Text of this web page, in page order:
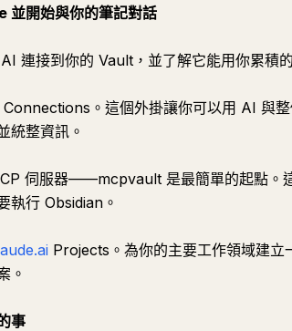
並開始與你的筆記對話
連接到你的 Vault，並了解它能用你累積
。這個外掛讓你可以用 AI 與
統整資訊。
伺服器——mcpvault 是最簡單的起點。
執行 Obsidian。
Projects。為你的主要工作領域建
。
事